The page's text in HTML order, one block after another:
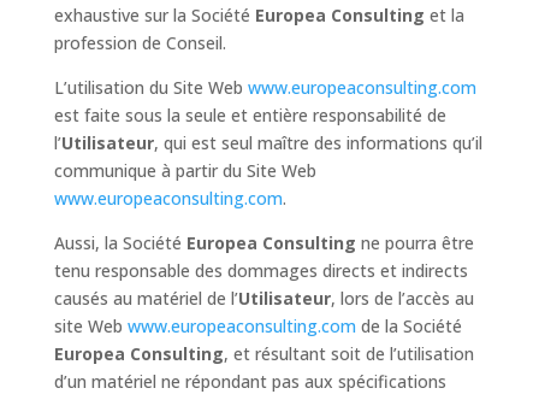
exhaustive sur la Société Europea Consulting et la
profession de Conseil.
L’utilisation du Site Web www.europeaconsulting.com
est faite sous la seule et entière responsabilité de
l’Utilisateur, qui est seul maître des informations qu’il
communique à partir du Site Web
www.europeaconsulting.com.
Aussi, la Société Europea Consulting ne pourra être
tenu responsable des dommages directs et indirects
causés au matériel de l’Utilisateur, lors de l’accès au
site Web www.europeaconsulting.com de la Société
Europea Consulting, et résultant soit de l’utilisation
d’un matériel ne répondant pas aux spécifications